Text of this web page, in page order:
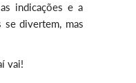
indicações e a
se divertem, mas
vai!